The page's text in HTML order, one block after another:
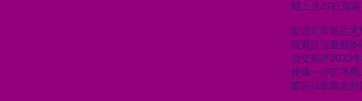
期上月27日屆
財政司司長注
院原訟法庭頒
合交易所2023
傳媒一些前高
原訟法庭裁定